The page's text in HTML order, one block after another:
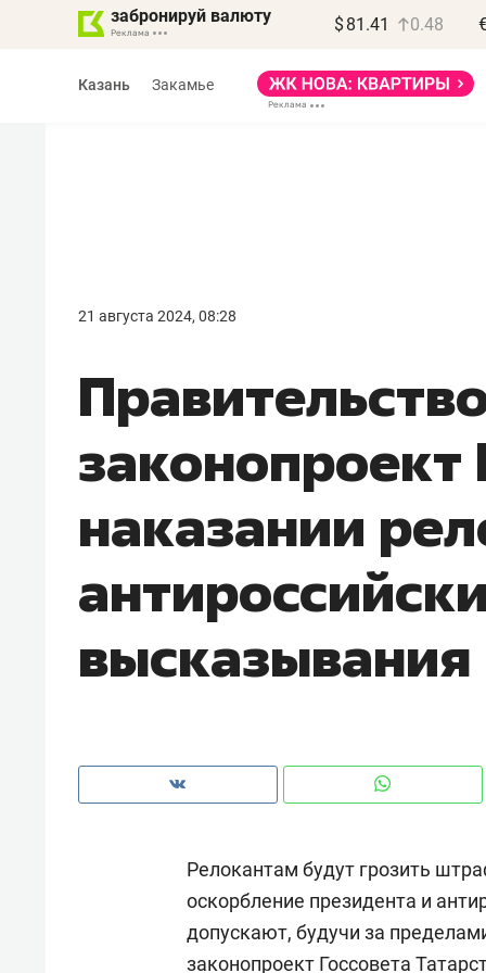
забронируй валюту $ 81.41 0.48
Казань Закамье
21 августа 2024, 08:28
законопроект
наказании
высказывания
Релокантам будут грозить
оскорбление президента и
допускают, будучи за
законопроект Госсовета
правил, бизнес может
потерять минимум
Как бизнесу выйти на зарубежные
чем интересен Оман?
Рекомендуем
Как ГК «МИР ГРУПП» и ВТБ
создают оазис жилого
комфорта под Казанью
150
ID